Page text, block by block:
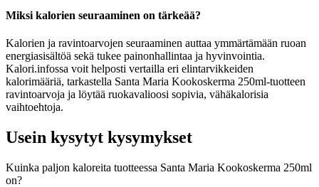
Miksi kalorien seuraaminen on tärkeää?
Kalorien ja ravintoarvojen seuraaminen auttaa ymmärtämään ruoan
energiasisältöä sekä tukee painonhallintaa ja hyvinvointia.
Kalori.infossa voit helposti vertailla eri elintarvikkeiden
kalorimääriä, tarkastella Santa Maria Kookoskerma 250ml-tuotteen
ravintoarvoja ja löytää ruokavalioosi sopivia, vähäkalorisia
vaihtoehtoja.
Usein kysytyt kysymykset
Kuinka paljon kaloreita tuotteessa Santa Maria Kookoskerma 250ml
on?